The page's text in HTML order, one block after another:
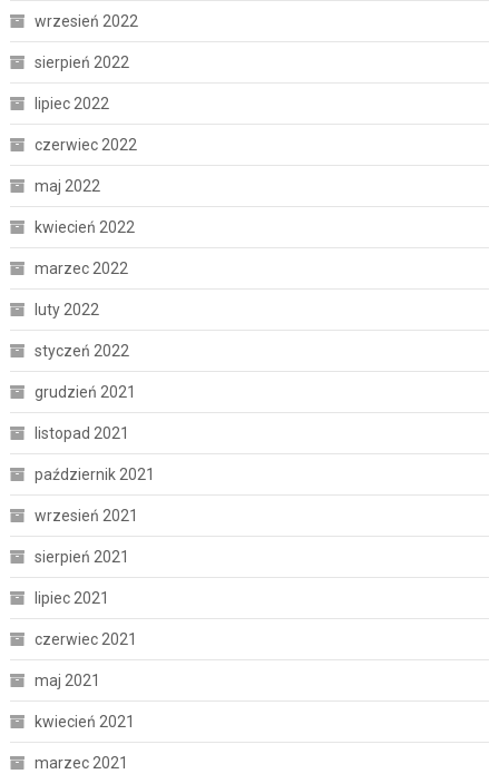
wrzesień 2022
sierpień 2022
lipiec 2022
czerwiec 2022
maj 2022
kwiecień 2022
marzec 2022
luty 2022
styczeń 2022
grudzień 2021
listopad 2021
październik 2021
wrzesień 2021
sierpień 2021
lipiec 2021
czerwiec 2021
maj 2021
kwiecień 2021
marzec 2021